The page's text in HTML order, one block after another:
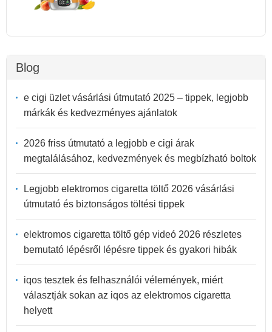
Blog
e cigi üzlet vásárlási útmutató 2025 – tippek, legjobb
márkák és kedvezményes ajánlatok
2026 friss útmutató a legjobb e cigi árak
megtalálásához, kedvezmények és megbízható boltok
Legjobb elektromos cigaretta töltő 2026 vásárlási
útmutató és biztonságos töltési tippek
elektromos cigaretta töltő gép videó 2026 részletes
bemutató lépésről lépésre tippek és gyakori hibák
iqos tesztek és felhasználói vélemények, miért
választják sokan az iqos az elektromos cigaretta
helyett